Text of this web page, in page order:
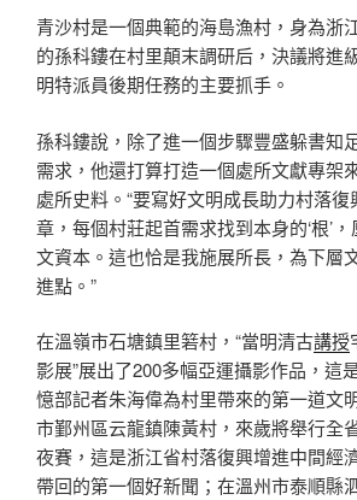
青沙村是一個典範的海島漁村，身為浙
的孫科鏤在村里顛末調研后，決議將進
明特派員後期任務的主要抓手。
孫科鏤說，除了進一個步驟豐盛躲書知
需求，他還打算打造一個處所文獻專架
處所史料。“要寫好文明成長助力村落
章，每個村莊起首需求找到本身的‘根’
文資本。這也恰是我施展所長，為下層
進點。”
在溫嶺市石塘鎮里箬村，“當明清古講授
影展”展出了200多幅亞運攝影作品，這
憶部記者朱海偉為村里帶來的第一道文
市鄞州區云龍鎮陳黃村，來歲將舉行全
夜賽，這是浙江省村落復興增進中間經
帶回的第一個好新聞；在溫州市泰順縣